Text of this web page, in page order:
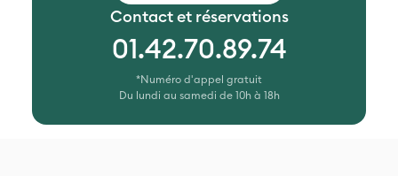
Contact et réservations
01.42.70.89.74
*Numéro d'appel gratuit
Du lundi au samedi de 10h à 18h